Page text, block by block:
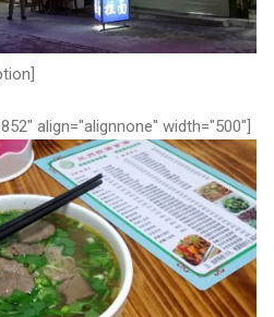
align="alignnone" width="500"]